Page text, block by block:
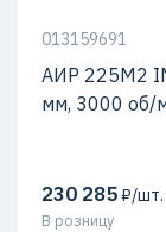
013159691
АИР 225М2
мм, 3000 об/
230 285₽/шт.
В розницу